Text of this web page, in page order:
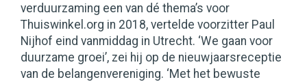
verduurzaming een van dé thema’s voor
Thuiswinkel.org in 2018, vertelde voorzitter Paul
Nijhof eind vanmiddag in Utrecht. ‘We gaan voor
duurzame groei’, zei hij op de nieuwjaarsreceptie
van de belangenvereniging. ‘Met het bewuste